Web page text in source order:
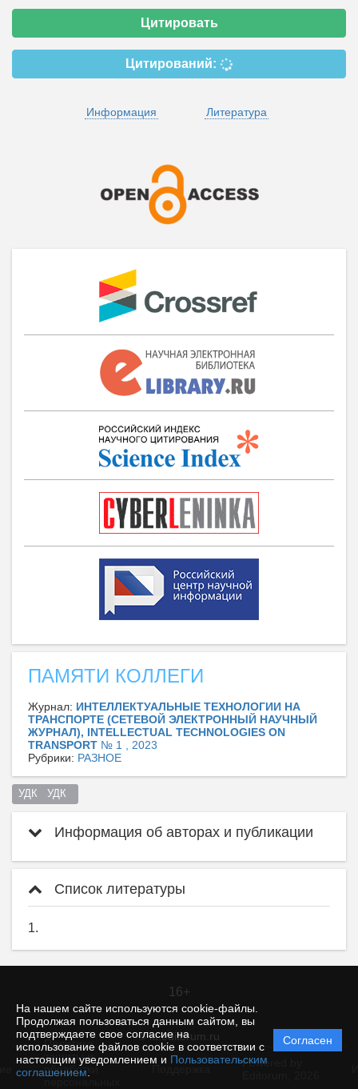
На нашем сайте используются cookie-файлы.
Продолжая пользоваться данным сайтом, вы
подтверждаете свое согласие на
использование файлов cookie в соответствии с
настоящим уведомлением и Пользовательским
соглашением
Согласен
Цитировать
Цитирований:
Информация Литература
ПАМЯТИ КОЛЛЕГИ
Журнал: ИНТЕЛЛЕКТУАЛЬНЫЕ ТЕХНОЛОГИИ НА
ТРАНСПОРТЕ (СЕТЕВОЙ ЭЛЕКТРОННЫЙ НАУЧНЫЙ
ЖУРНАЛ), INTELLECTUAL TECHNOLOGIES ON
TRANSPORT № 1 , 2023
Рубрики: РАЗНОЕ
УДК   УДК
Информация об авторах и публикации
Список литературы
1.
16+
© itt.editorum.ru
Политика
защиты и
обработки
Powered by